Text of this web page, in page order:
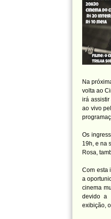
Na
volta ao
irá
ao vivo
Os
19h, e na
Rosa,
Com esta
a
cinema
devido a
exibição,